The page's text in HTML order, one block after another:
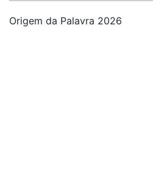
Origem da Palavra 2026